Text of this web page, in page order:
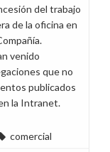
del trabajo
de la oficina en
venido
que no
publicados
la Intranet.
comercial